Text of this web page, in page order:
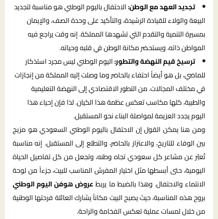
تجديد العهد مع الوطن:الاحتفال باليوم الوطني هو مناسبة لتجديد
البيعة والولاء للقيادة الرشيدة، والتأكيد على وحدة الصف، والإيمان
بمسيرة التنمية والتقدم التي تشهدها المملكة. إنه وقت يراجع فيه
المواطن ذاته، ويستحضر مكانة الوطن في قلبه وحياته.
ترسيخ قيم النهضة والتطور:اليوم الوطني ليس مجرد استذكار
للماضي، بل هو أيضاً احتفاء بالحاضر وما وصلت إليه المملكة من إنجازات
في مختلف المجالات. من التطور الاقتصادي إلى النهضة التعليمية
والطبية، كلها مكاسب تعكس عظمة هذا الكيان. لذا فإن إحياء هذا
اليوم يجدد العزيمة لمواصلة البناء نحو المستقبل.
ومن هنا يمكن القول إن الاحتفال باليوم الوطني السعودي هو مزيج
بين الوفاء للتاريخ، والاعتزاز بالحاضر، والتطلع إلى المستقبل. إنه مناسبة
تُعبّر عن مشاعر كل سعودي تجاه وطنه، وتجعل من كل تفاصيل الحياة
اليومية، حتى أبسطها مثل اختيار المفرش المناسب للبيت، جزءاً من لوحة
الانتماء والاحتفال. وهذا بالضبط ما يربطعروض هوفن اليوم الوطني
بروح هذه المناسبة، حيث يصبح البيت مكاناً يشارك العائلة فرحتها الوطنية
من خلال لمسات عملية تعكس الفخامة والراحة.